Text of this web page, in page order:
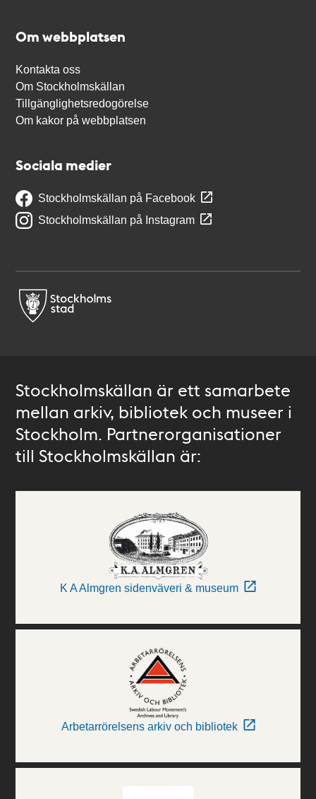
Om webbplatsen
Kontakta oss
Om Stockholmskällan
Tillgänglighetsredogörelse
Om kakor på webbplatsen
Sociala medier
Stockholmskällan på Facebook
Stockholmskällan på Instagram
Stockholmskällan är ett samarbete
mellan arkiv, bibliotek och museer i
Stockholm. Partnerorganisationer
till Stockholmskällan är:
K A Almgren sidenväveri & museum
Arbetarrörelsens arkiv och bibliotek